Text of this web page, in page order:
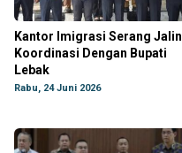
Kantor Imigrasi Serang Jalin
Koordinasi Dengan Bupati
Lebak
Rabu, 24 Juni 2026